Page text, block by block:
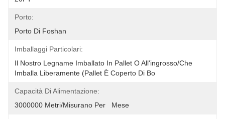
Porto:
Porto Di Foshan
Imballaggi Particolari:
Il Nostro Legname Imballato In Pallet O All'ingrosso/che
Imballa Liberamente (pallet È Coperto Di Bo
Capacità Di Alimentazione:
3000000 Metri/misurano Per   Mese